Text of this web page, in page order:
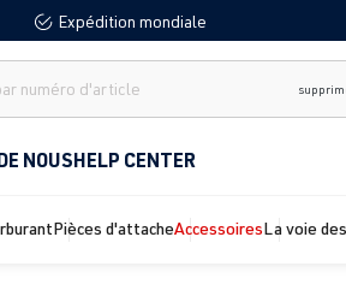
Expédition mondiale
NOUSHELP CENTER
Pièces d'attacheAccessoiresLa voie